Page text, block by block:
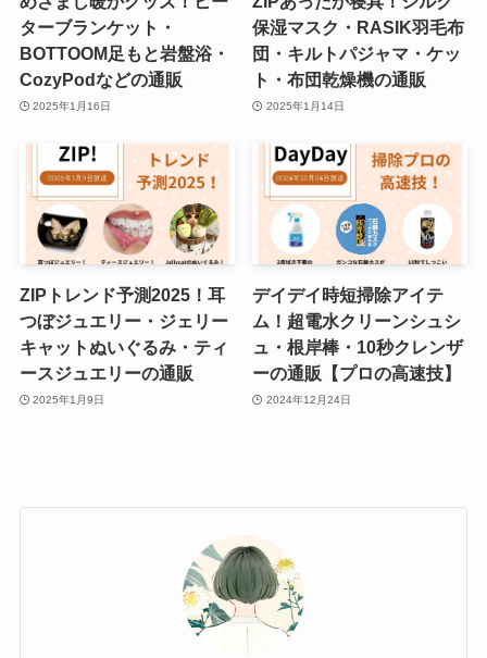
ターブランケット・
BOTTOOM足もと岩盤浴・
CozyPodなどの通販
2025年1月16日
保湿マスク・RASIK羽毛布
団・キルトパジャマ・ケッ
ト・布団乾燥機の通販
2025年1月14日
ZIPトレンド予測2025！耳
つぼジュエリー・ジェリー
キャットぬいぐるみ・ティ
ースジュエリーの通販
2025年1月9日
デイデイ時短掃除アイテ
ム！超電水クリーンシュシ
ュ・根岸棒・10秒クレンザ
ーの通販【プロの高速技】
2024年12月24日